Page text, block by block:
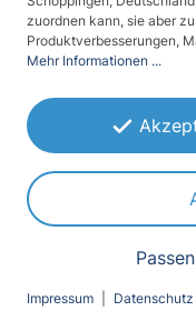
zuordnen kann, sie aber
Produktverbesserungen,
Mehr Informationen ...
Impressum Datenschutz